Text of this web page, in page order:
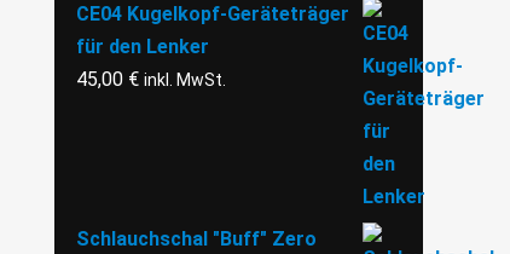
CE04 Kugelkopf-Geräteträger
für den Lenker
45,00 € inkl. MwSt.
Schlauchschal "Buff" Zero